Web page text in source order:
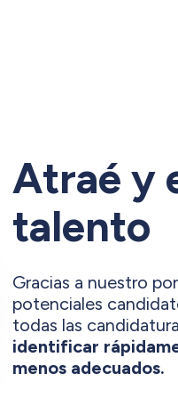
Atraé y
talento
Gracias a nuestro
potenciales
todas las
identificar
menos adecuados.